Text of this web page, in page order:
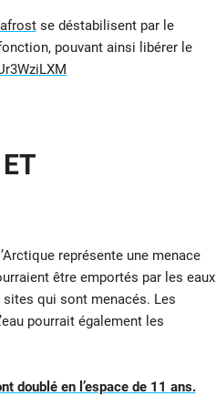
se déstabilisent par le
pouvant ainsi libérer le
représente une menace
être emportés par les eaux
qui sont menacés. Les
pourrait également les
doublé en l’espace de 11 ans.